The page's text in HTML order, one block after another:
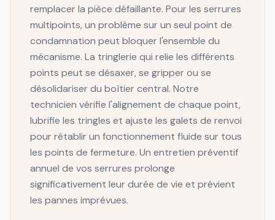
remplacer la pièce défaillante. Pour les serrures
multipoints, un problème sur un seul point de
condamnation peut bloquer l'ensemble du
mécanisme. La tringlerie qui relie les différents
points peut se désaxer, se gripper ou se
désolidariser du boîtier central. Notre
technicien vérifie l'alignement de chaque point,
lubrifie les tringles et ajuste les galets de renvoi
pour rétablir un fonctionnement fluide sur tous
les points de fermeture. Un entretien préventif
annuel de vos serrures prolonge
significativement leur durée de vie et prévient
les pannes imprévues.